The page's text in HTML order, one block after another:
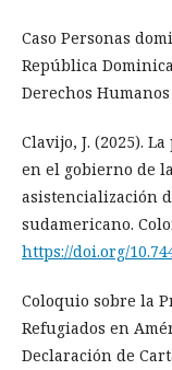
Caso Personas
República
Derechos Humanos
Clavijo, J. (2025).
en el gobierno de
asistencialización
sudamericano.
https://doi.org/
Coloquio sobre la
Refugiados en
Declaración de